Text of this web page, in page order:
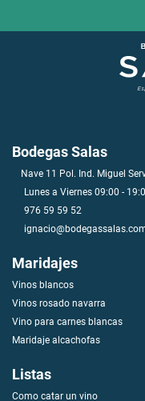
Bodegas Salas
Nave 11 Pol. Ind. Miguel
Lunes a Viernes 09:00 -
976 59 59 52
Maridajes
Vinos blancos
Vinos rosado navarra
Vino para carnes blancas
Maridaje alcachofas
Listas
Como catar un vino